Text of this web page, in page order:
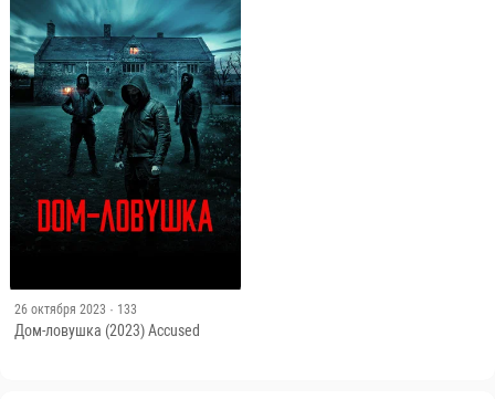
26 октября 2023 · 133
Дом-ловушка (2023) Accused